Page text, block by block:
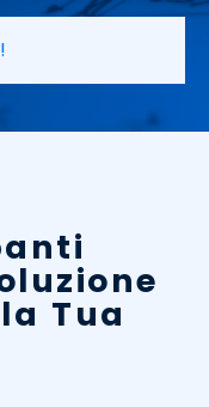
Tua